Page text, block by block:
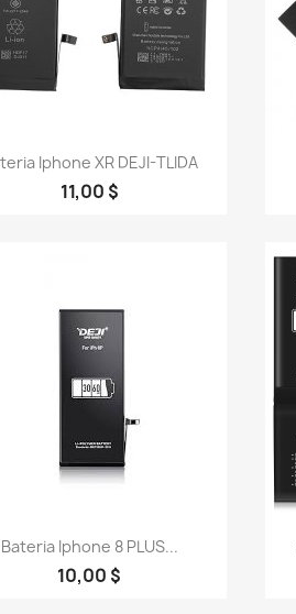
Vista rápida
Iphone XR DEJI-TLIDA
11,00 $
Vista rápida
Bateria Iphone 8 PLUS...
10,00 $